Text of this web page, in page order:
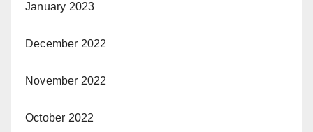
January 2023
December 2022
November 2022
October 2022